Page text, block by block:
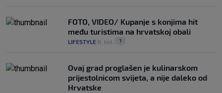
FOTO, VIDEO/ Kupanje s konjima hit
među turistima na hrvatskoj obali
LIFESTYLE 6. kol. 1
Ovaj grad proglašen je kulinarskom
prijestolnicom svijeta, a nije daleko od
Hrvatske